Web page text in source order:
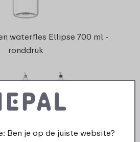
waterfles Ellipse 700 ml -
ronddruk
6 kleuren
Ben je op de juiste website?